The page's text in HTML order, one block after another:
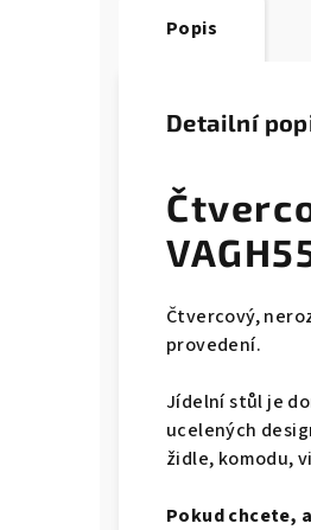
Popis
Detailní
Čtvercový,
provedení.
Jídelní stůl je
ucelených
židle, komodu,
Pokud chcete,